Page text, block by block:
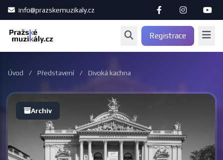
info@prazskemuzikaly.cz
Registrace
Úvod / Představení / Divoká kachna
Archiv